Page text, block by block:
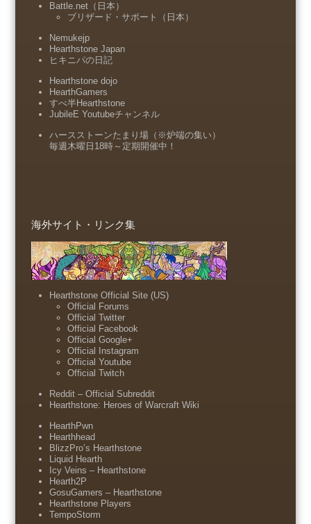
Battle.net（日本）
ブリザード・サポート（日本）
Nemukejp
Hearthstone Japan
ヒキニパの日記
Hearthstone dojo
HearthGamers
すべ半Hearthstone
JubileE Youtubeチャンネル
ハースストーンたまり場（※炉端の集い）
毎週木曜日18時～定期開催中！
海外サイト・リンク集
Hearthstone Official Site (US)
Official Forums
Official Twitter
Official Facebook
Official Google+
Official Instagram
Official Youtube
Official Twitch
Reddit – Official Subreddit
Hearthstone: Heroes of Warcraft Wiki
HearthPwn
Hearthhead
BlizzPro’s Hearthstone
Liquid Hearth
Icy Veins – Hearthstone
Hearth2P
GosuGamers – Hearthstone
Hearthstone Players
TempoStorm